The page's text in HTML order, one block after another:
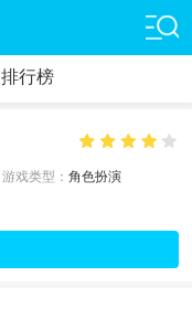
排行榜
游戏类型： 角色扮演